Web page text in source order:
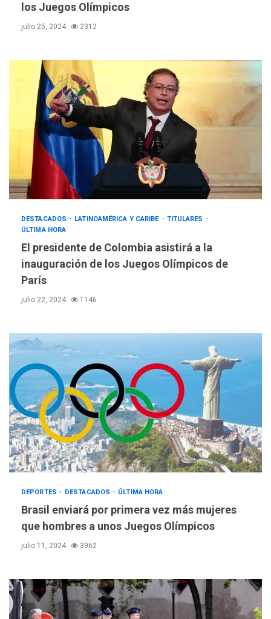
los Juegos Olímpicos
julio 25, 2024 2312
DESTACADOS LATINOAMÉRICA Y CARIBE
TITULARES
ÚLTIMA HORA
El presidente de Colombia asistirá a la
inauguración de los Juegos Olímpicos de
París
julio 22, 2024 1146
DEPORTES DESTACADOS ÚLTIMA HORA
Brasil enviará por primera vez más mujeres
que hombres a unos Juegos Olímpicos
julio 11, 2024 3962